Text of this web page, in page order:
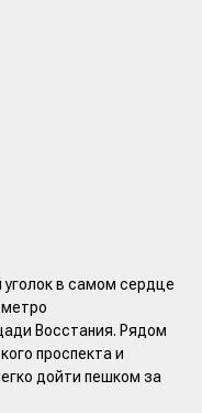
в самом сердце
метро
Восстания. Рядом
проспекта и
дойти пешком за